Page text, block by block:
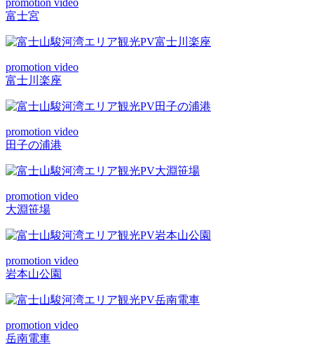
富士宮
promotion video
富士川楽座
promotion video
田子の浦港
promotion video
大淵笹場
promotion video
岩本山公園
promotion video
岳南電車